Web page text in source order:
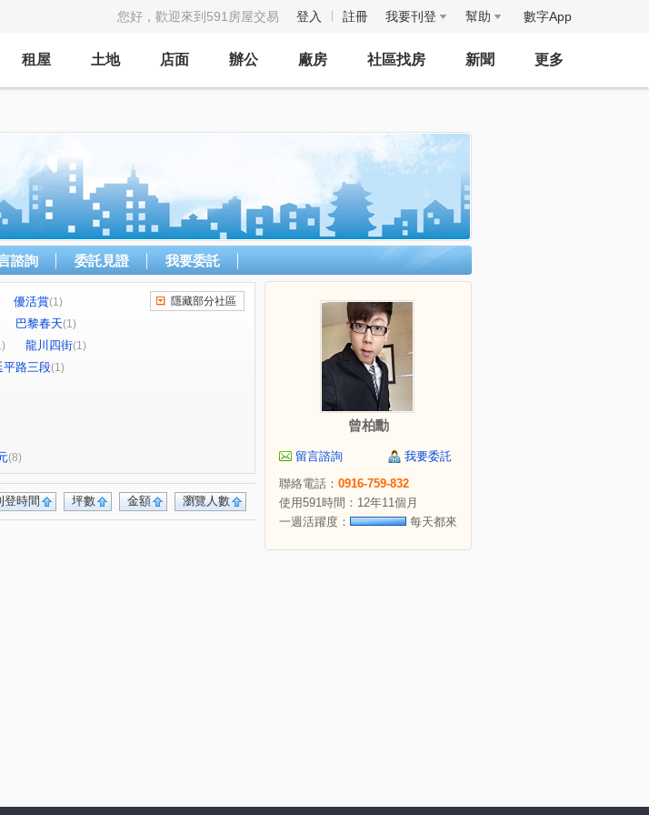
您好，歡迎來到591房屋交易 登入 註冊 我要刊登 幫助 數字App
租屋 土地 店面 辦公 廠房 社區找房 新聞 更多
諮詢 委託見證 我要委託
優活賞(1)
巴黎春天(1)
龍川四街(1)
平路三段(1)
隱藏部分社區
(8)
瀏覽人數
金額
坪數
登時間
曾柏勳
留言諮詢
我要委託
聯絡電話： 0916-759-832
使用591時間：12年11個月
一週活躍度：
每天都來